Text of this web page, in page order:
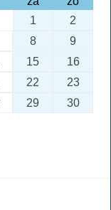
1
2
8
9
15
16
22
23
29
30